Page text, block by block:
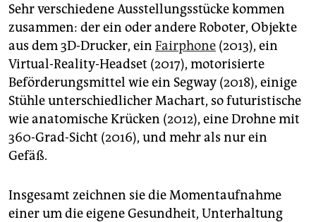
Sehr verschiedene Ausstellungsstücke kommen
zusammen: der ein oder andere Roboter, Objekte
aus dem 3D-Drucker, ein Fairphone (2013), ein
Virtual-Reality-­Headset (2017), motorisierte
Beförderungsmittel wie ein Segway (2018), einige
Stühle unterschiedlicher Machart, so futuristische
wie anatomische Krücken (2012), eine Drohne mit
360-Grad-Sicht (2016), und mehr als nur ein
Gefäß.
Insgesamt zeichnen sie die Momentaufnahme
einer um die eigene Gesundheit, Unterhaltung